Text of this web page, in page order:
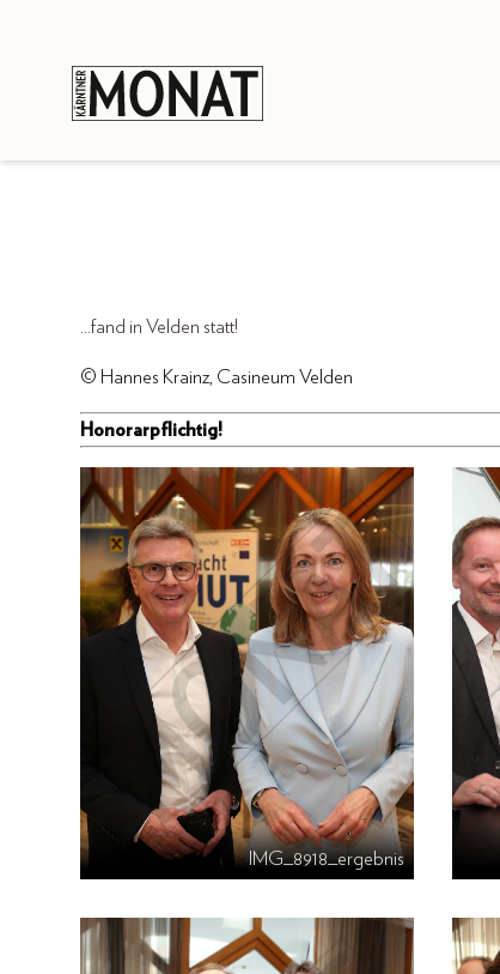
...fand in Velden statt!
© Hannes Krainz, Casineum Velden
Honorarpflichtig!
IMG_8918_ergebnis